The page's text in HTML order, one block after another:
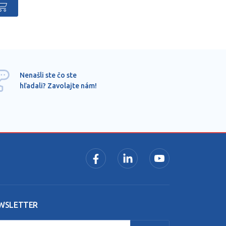
Nenašli ste čo ste
hľadali? Zavolajte nám!